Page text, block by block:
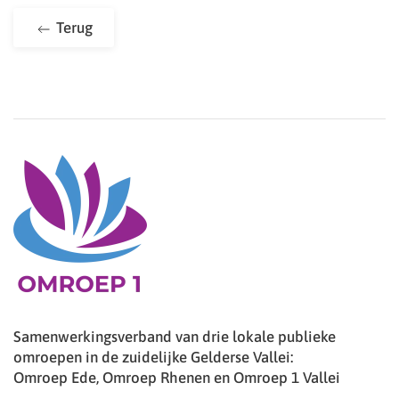
Terug
Samenwerkingsverband van drie lokale publieke
omroepen in de zuidelijke Gelderse Vallei:
Omroep Ede, Omroep Rhenen en Omroep 1 Vallei